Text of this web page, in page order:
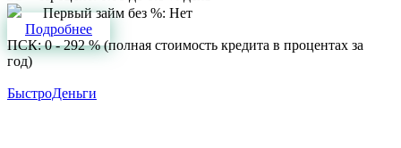
Первый займ без %: Нет
Подробнее
ПСК: 0 - 292 % (полная стоимость кредита в процентах за
год)
БыстроДеньги